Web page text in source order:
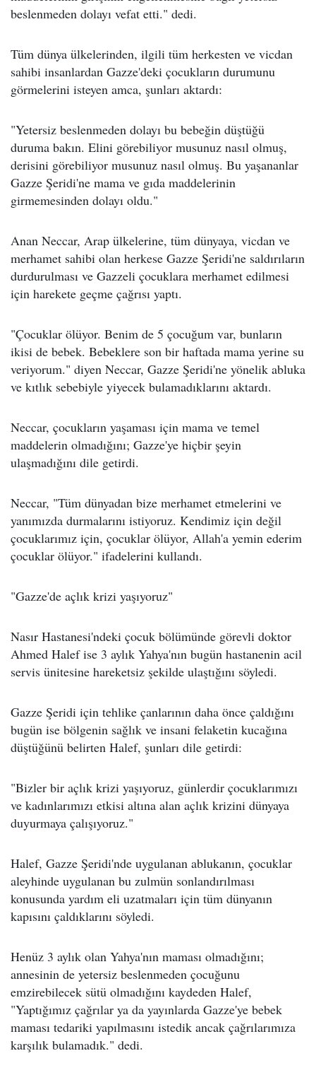
beslenmeden dolayı vefat etti." dedi.
Tüm dünya ülkelerinden, ilgili tüm herkesten ve vicdan
sahibi insanlardan Gazze'deki çocukların durumunu
görmelerini isteyen amca, şunları aktardı:
"Yetersiz beslenmeden dolayı bu bebeğin düştüğü
duruma bakın. Elini görebiliyor musunuz nasıl olmuş,
derisini görebiliyor musunuz nasıl olmuş. Bu yaşananlar
Gazze Şeridi'ne mama ve gıda maddelerinin
girmemesinden dolayı oldu."
Anan Neccar, Arap ülkelerine, tüm dünyaya, vicdan ve
merhamet sahibi olan herkese Gazze Şeridi'ne saldırıların
durdurulması ve Gazzeli çocuklara merhamet edilmesi
için harekete geçme çağrısı yaptı.
"Çocuklar ölüyor. Benim de 5 çocuğum var, bunların
ikisi de bebek. Bebeklere son bir haftada mama yerine su
veriyorum." diyen Neccar, Gazze Şeridi'ne yönelik abluka
ve kıtlık sebebiyle yiyecek bulamadıklarını aktardı.
Neccar, çocukların yaşaması için mama ve temel
maddelerin olmadığını; Gazze'ye hiçbir şeyin
ulaşmadığını dile getirdi.
Neccar, "Tüm dünyadan bize merhamet etmelerini ve
yanımızda durmalarını istiyoruz. Kendimiz için değil
çocuklarımız için, çocuklar ölüyor, Allah'a yemin ederim
çocuklar ölüyor." ifadelerini kullandı.
"Gazze'de açlık krizi yaşıyoruz"
Nasır Hastanesi'ndeki çocuk bölümünde görevli doktor
Ahmed Halef ise 3 aylık Yahya'nın bugün hastanenin acil
servis ünitesine hareketsiz şekilde ulaştığını söyledi.
Gazze Şeridi için tehlike çanlarının daha önce çaldığını
bugün ise bölgenin sağlık ve insani felaketin kucağına
düştüğünü belirten Halef, şunları dile getirdi:
"Bizler bir açlık krizi yaşıyoruz, günlerdir çocuklarımızı
ve kadınlarımızı etkisi altına alan açlık krizini dünyaya
duyurmaya çalışıyoruz."
Halef, Gazze Şeridi'nde uygulanan ablukanın, çocuklar
aleyhinde uygulanan bu zulmün sonlandırılması
konusunda yardım eli uzatmaları için tüm dünyanın
kapısını çaldıklarını söyledi.
Henüz 3 aylık olan Yahya'nın maması olmadığını;
annesinin de yetersiz beslenmeden çocuğunu
emzirebilecek sütü olmadığını kaydeden Halef,
"Yaptığımız çağrılar ya da yayınlarda Gazze'ye bebek
maması tedariki yapılmasını istedik ancak çağrılarımıza
karşılık bulamadık." dedi.